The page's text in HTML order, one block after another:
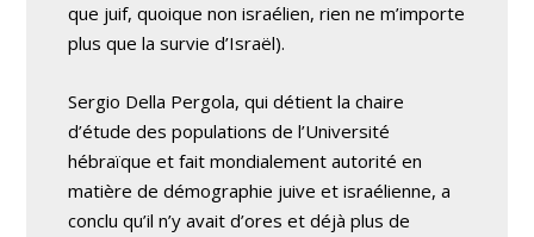
que juif, quoique non israélien, rien ne m’importe
plus que la survie d’Israël).
Sergio Della Pergola, qui détient la chaire
d’étude des populations de l’Université
hébraïque et fait mondialement autorité en
matière de démographie juive et israélienne, a
conclu qu’il n’y avait d’ores et déjà plus de